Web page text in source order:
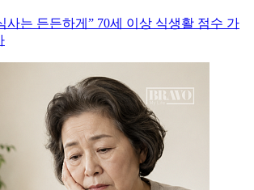
사는 든든하게” 70세 이상 식생활 점수 가